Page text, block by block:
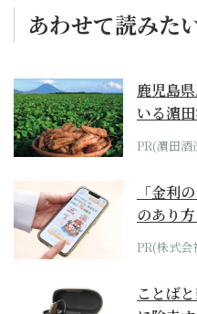
あわせて読みた
鹿児島
いる濵
PR(濵田酒
「金利
のあり
PR(株式会
ことば